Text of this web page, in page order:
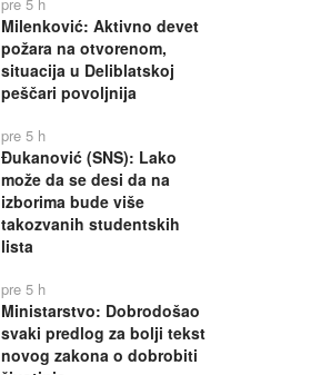
Milenković: Aktivno devet
požara na otvorenom,
situacija u Deliblatskoj
peščari povoljnija
pre 5 h
Đukanović (SNS): Lako
može da se desi da na
izborima bude više
takozvanih studentskih
lista
pre 5 h
Ministarstvo: Dobrodošao
svaki predlog za bolji tekst
novog zakona o dobrobiti